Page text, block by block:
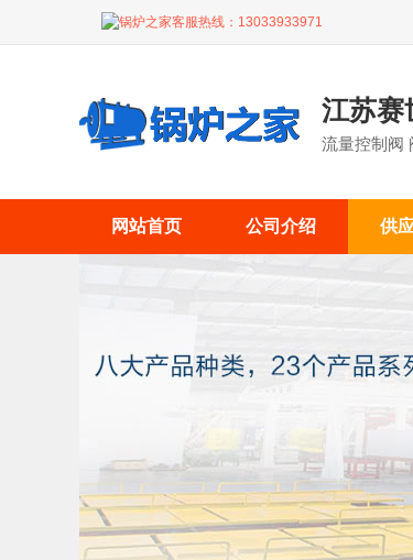
锅炉之家客服热线： 13033933971
江苏赛
流量控制阀
网站首页 公司介绍 供